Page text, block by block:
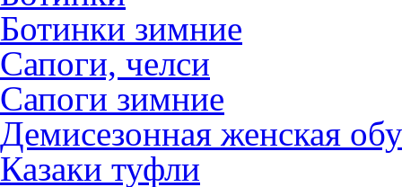
Ботинки зимние
Сапоги, челси
Сапоги зимние
Демисезонная женская
Казаки туфли